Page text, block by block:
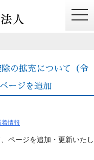
の拡充について（令
ージを追加
着情報
ページを追加・更新いたし